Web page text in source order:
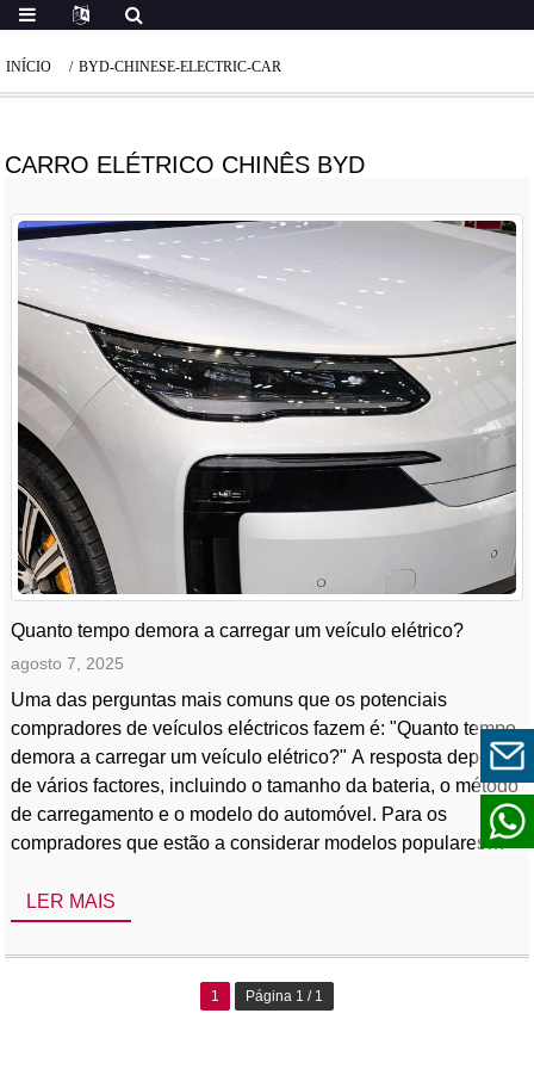
INÍCIO BYD-CHINESE-ELECTRIC-CAR
CARRO ELÉTRICO CHINÊS BYD
Quanto tempo demora a carregar um veículo elétrico?
agosto 7, 2025
Uma das perguntas mais comuns que os potenciais
compradores de veículos eléctricos fazem é: "Quanto tempo
demora a carregar um veículo elétrico?" A resposta depende
de vários factores, incluindo o tamanho da bateria, o método
de carregamento e o modelo do automóvel. Para os
compradores que estão a considerar modelos populares
da BYD, a compreensão destas variáveis [...]
LER MAIS
1 Página 1 / 1